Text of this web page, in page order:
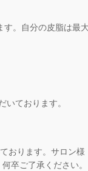
。自分の皮脂は最
ております。
おります。サロン様
卒ご了承ください。